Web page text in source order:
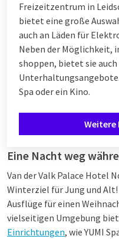
Freizeitzentrum in
bietet eine große
auch an Läden für
Neben der Möglichkeit,
shoppen, bietet sie
Spa oder ein Kino.
Eine Nacht weg
Van der Valk Palace Hotel
Winterziel für Jung und
Ausflüge für einen
vielseitigen Umgebung
Einrichtungen, wie YUMI